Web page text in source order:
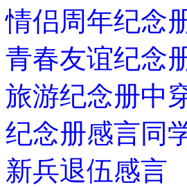
情侣周年纪念
青春友谊纪念
旅游纪念册中
纪念册感言同
新兵退伍感言